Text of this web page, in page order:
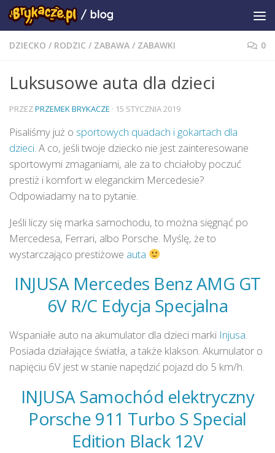
DZIECKO / RODZIC / ZABAWA / ZABAWKI 0
Luksusowe auta dla dzieci
PRZEZPRZEMEK BRYKACZE · 15 STYCZNIA 2019
Pisaliśmy już o sportowych quadach i gokartach dla
dzieci. A co, jeśli twoje dziecko nie jest zainteresowane
sportowymi zmaganiami, ale za to chciałoby poczuć
prestiż i komfort w eleganckim Mercedesie?
Odpowiadamy na to pytanie.
Jeśli liczy się marka samochodu, to można sięgnąć po
Mercedesa, Ferrari, albo Porsche. Myślę, że to
wystarczająco prestiżowe auta
INJUSA Mercedes Benz AMG GT
6V R/C Edycja Specjalna
Wspaniałe auto na akumulator dla dzieci marki Injusa.
Posiada działające światła, a także klakson. Akumulator o
napięciu 6V jest w stanie napędzić pojazd do 5 km/h.
INJUSA Samochód elektryczny
Porsche 911 Turbo S Special
Edition Black 12V